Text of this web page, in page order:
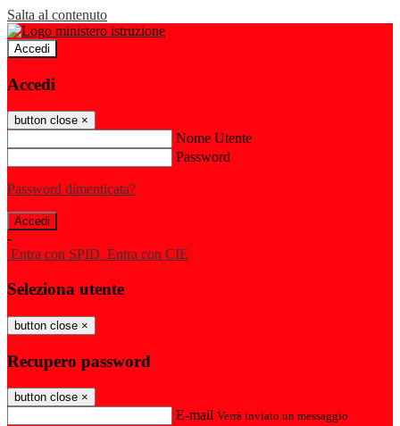
Salta al contenuto
Accedi
Accedi
button close ×
Nome Utente
Password
Password dimenticata?
-
Entra con SPID Entra con CIE
Seleziona utente
button close ×
Recupero password
button close ×
E-mail Verrà inviato un messaggio